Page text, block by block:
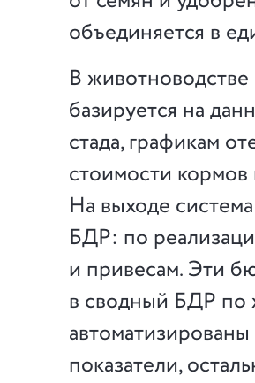
объединяется в
В
базируется на
стада, графикам
стоимости
На выходе
БДР: по
и привесам. Эти
в сводный БДР по
показатели,